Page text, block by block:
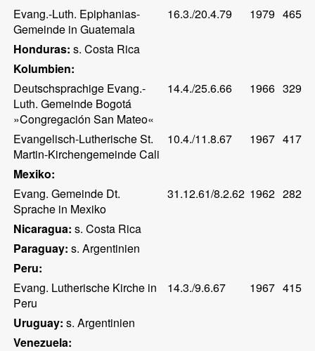
Evang.-Luth. Epiphanias-
Gemeinde in Guatemala
16.3./20.4.79 1979 465
Honduras: s. Costa Rica
Kolumbien:
Deutschsprachige Evang.-
Luth. Gemeinde Bogotá
»Congregación San Mateo«
14.4./25.6.66 1966 329
Evangelisch-Lutherische St.
Martin-Kirchengemeinde Cali
10.4./11.8.67 1967 417
Mexiko:
Evang. Gemeinde Dt.
Sprache in Mexiko
31.12.61/8.2.62 1962 282
Nicaragua: s. Costa Rica
Paraguay: s. Argentinien
Peru:
Evang. Lutherische Kirche in
Peru
14.3./9.6.67 1967 415
Uruguay: s. Argentinien
Venezuela: